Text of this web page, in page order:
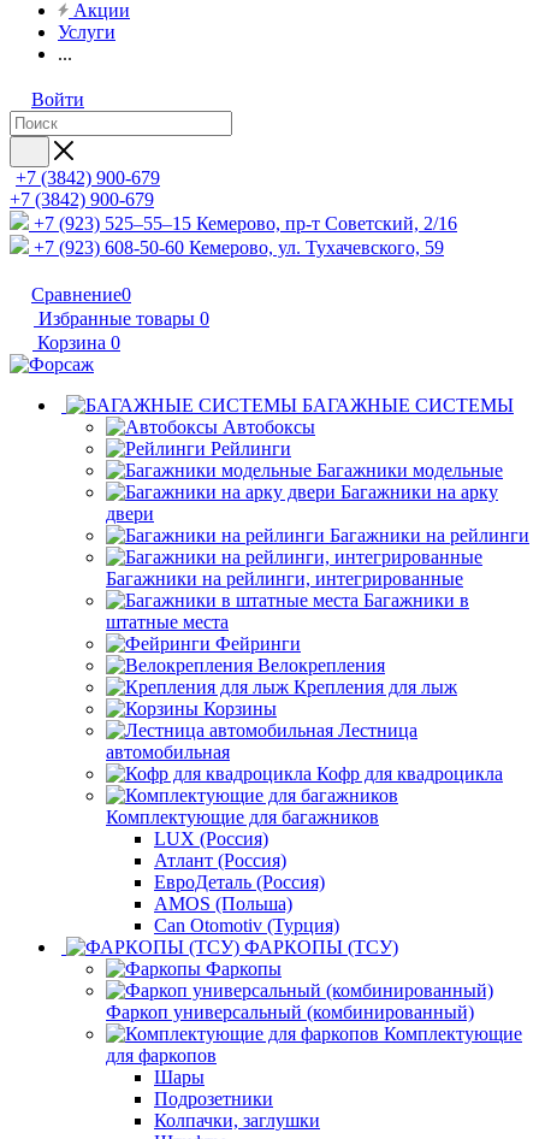
Акции
Услуги
...
Войти
+7 (3842) 900-679
+7 (3842) 900-679
+7 (923) 525–55–15 Кемерово, пр-т Советский, 2/16
+7 (923) 608-50-60 Кемерово, ул. Тухачевского, 59
Сравнение0
Избранные товары 0
Корзина 0
БАГАЖНЫЕ СИСТЕМЫ
Автобоксы
Рейлинги
Багажники модельные
Багажники на арку
двери
Багажники на рейлинги
Багажники на рейлинги, интегрированные
Багажники в
штатные места
Фейринги
Велокрепления
Крепления для лыж
Корзины
Лестница
автомобильная
Кофр для квадроцикла
Комплектующие для багажников
LUX (Россия)
Атлант (Россия)
ЕвроДеталь (Россия)
AMOS (Польша)
Can Otomotiv (Турция)
ФАРКОПЫ (ТСУ)
Фаркопы
Фаркоп универсальный (комбинированный)
Комплектующие
для фаркопов
Шары
Подрозетники
Колпачки, заглушки